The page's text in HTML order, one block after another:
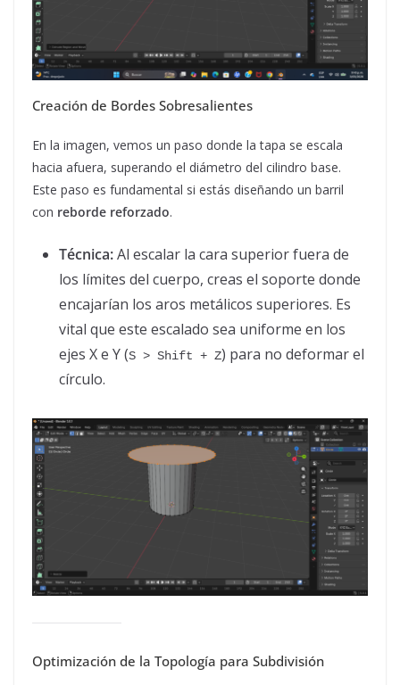
Creación de Bordes Sobresalientes
En la imagen, vemos un paso donde la tapa se escala
hacia afuera, superando el diámetro del cilindro base.
Este paso es fundamental si estás diseñando un barril
con reborde reforzado.
Técnica:Al escalar la cara superior fuera de
los límites del cuerpo, creas el soporte donde
encajarían los aros metálicos superiores. Es
vital que este escalado sea uniforme en los
ejes X e Y (S > Shift + Z) para no deformar el
círculo.
Optimización de la Topología para Subdivisión